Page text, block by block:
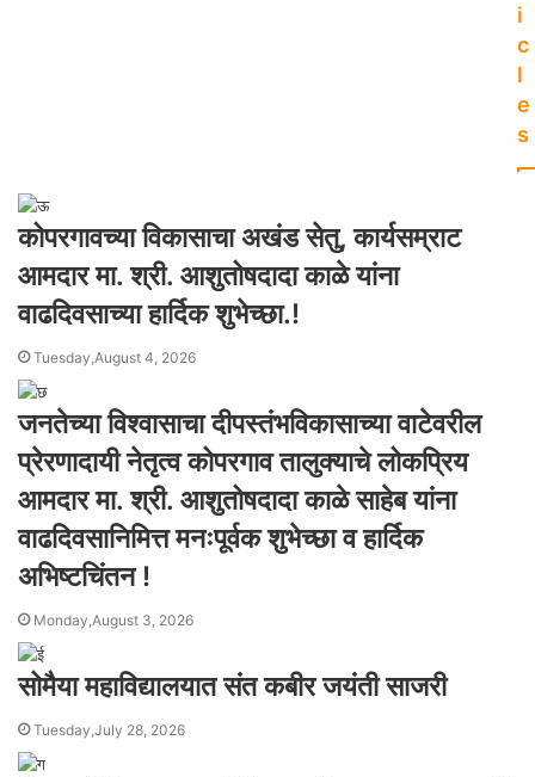
i
c
l
e
s
कोपरगावच्या विकासाचा अखंड सेतु, कार्यसम्राट
आमदार मा. श्री. आशुतोषदादा काळे यांना
वाढदिवसाच्या हार्दिक शुभेच्छा.!
Tuesday,August 4, 2026
जनतेच्या विश्वासाचा दीपस्तंभविकासाच्या वाटेवरील
प्रेरणादायी नेतृत्व कोपरगाव तालुक्याचे लोकप्रिय
आमदार मा. श्री. आशुतोषदादा काळे साहेब यांना
वाढदिवसानिमित्त मनःपूर्वक शुभेच्छा व हार्दिक
अभिष्टचिंतन !
Monday,August 3, 2026
सोमैया महाविद्यालयात संत कबीर जयंती साजरी
Tuesday,July 28, 2026